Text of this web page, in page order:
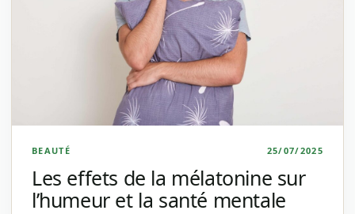
BEAUTÉ 25/07/2025
Les effets de la mélatonine sur
l’humeur et la santé mentale